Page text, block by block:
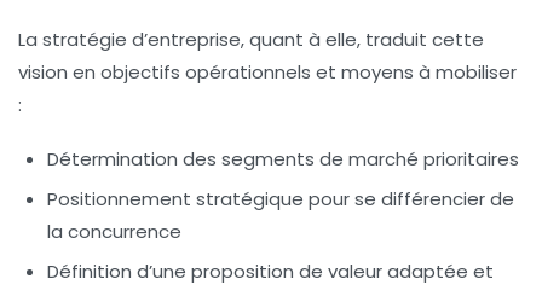
La stratégie d’entreprise, quant à elle, traduit cette
vision en objectifs opérationnels et moyens à mobiliser
:
Détermination des segments de marché prioritaires
Positionnement stratégique pour se différencier de
la concurrence
Définition d’une proposition de valeur adaptée et